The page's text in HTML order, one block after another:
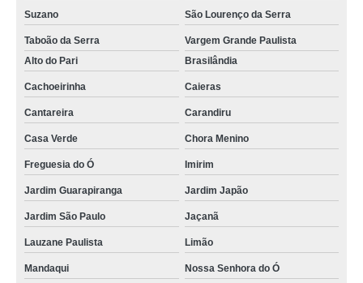
Suzano São Lourenço da Serra
Taboão da Serra
Vargem Grande Paulista
Alto do Pari
Brasilândia
Cachoeirinha Caieras
Cantareira Carandiru
Casa Verde Chora Menino
Freguesia do Ó Imirim
Jardim Guarapiranga Jardim Japão
Jardim São Paulo Jaçanã
Lauzane Paulista Limão
Mandaqui Nossa Senhora do Ó